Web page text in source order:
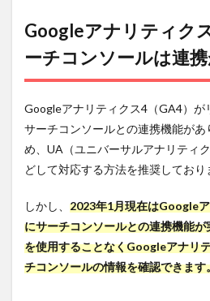
4（GA4）
とサーチ
コンソー
ルは連携
なった
1.1
GA4
にサ
ソー
ル同
様、
キー
ワー
Googleアナリティク
ーチコンソールは連
Googleアナリティクス4（GA4）が
サーチコンソールとの連携機能が
め、UA（ユニバーサルアナリティ
どして対応する方法を推奨しており
しかし、 2023年1月現在はGoogle
にサーチコンソールとの連携機能
を使用することなくGoogleアナリ
チコンソールの情報を確認できます